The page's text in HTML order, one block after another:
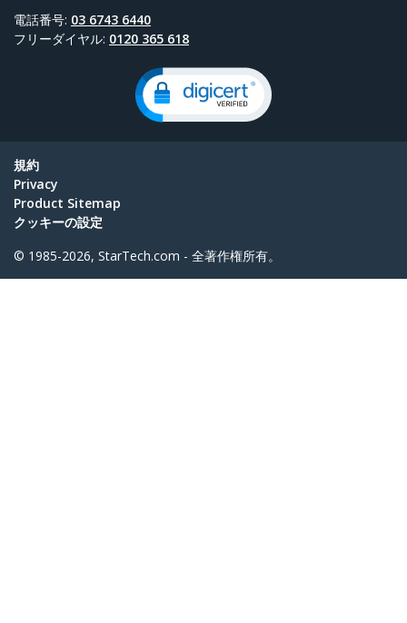
電話番号: 03 6743 6440
フリーダイヤル: 0120 365 618
規約
Privacy
Product Sitemap
クッキーの設定
© 1985-2026, StarTech.com - 全著作権所有。